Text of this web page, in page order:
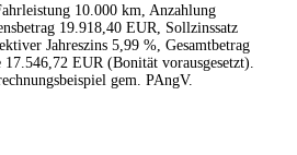
10.000 km, Anzahlung
19.918,40 EUR, Sollzinssatz
Jahreszins 5,99 %, Gesamtbetrag
EUR (Bonität vorausgesetzt).
gem. PAngV.